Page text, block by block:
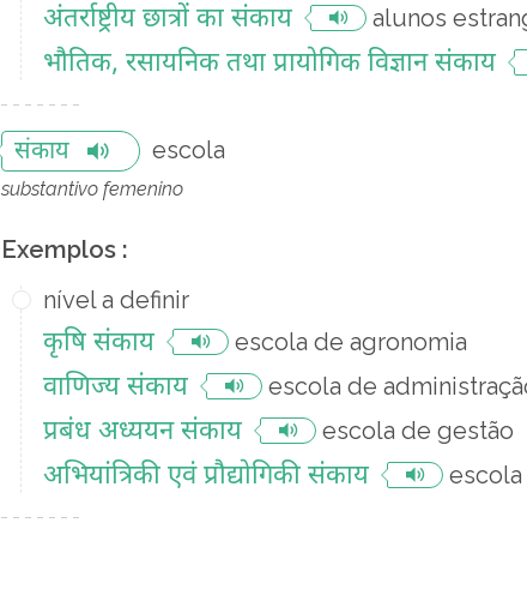
अंतर्राष्ट्रीय छात्रों का संकाय alunos
भौतिक, रसायनिक तथा प्रायोगिक विज्ञान संकाय
संकाय escola
substantivo femenino
Exemplos :
nível a definir
कृषि संकाय escola de agronomia
वाणिज्य संकाय escola de
प्रबंध अध्ययन संकाय escola de gestão
अभियांत्रिकी एवं प्रौद्योगिकी संकाय escola